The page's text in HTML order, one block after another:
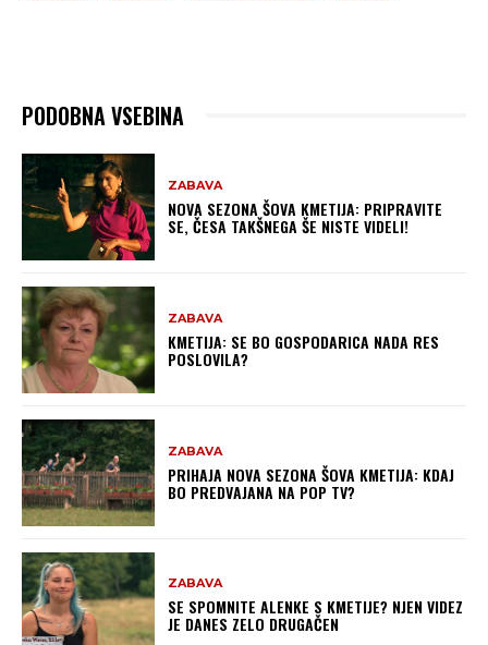
PODOBNA VSEBINA
ZABAVA
NOVA SEZONA ŠOVA KMETIJA: PRIPRAVITE
SE, ČESA TAKŠNEGA ŠE NISTE VIDELI!
ZABAVA
KMETIJA: SE BO GOSPODARICA NADA RES
POSLOVILA?
ZABAVA
PRIHAJA NOVA SEZONA ŠOVA KMETIJA: KDAJ
BO PREDVAJANA NA POP TV?
ZABAVA
SE SPOMNITE ALENKE S KMETIJE? NJEN VIDEZ
JE DANES ZELO DRUGAČEN